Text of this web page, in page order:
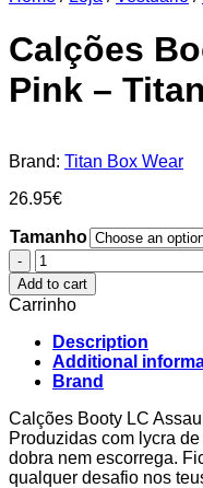
Calções
Pink –
Brand: Titan Box Wear
26.95€
Tamanho
Calções
Booty
LC
Assault
Pink
–
Titan
Box
Wear
quantity
Add to cart
Carrinho
Description
Additional
Brand
Calções Booty LC
Produzidas com lycra
dobra nem escorrega.
qualquer desafio nos